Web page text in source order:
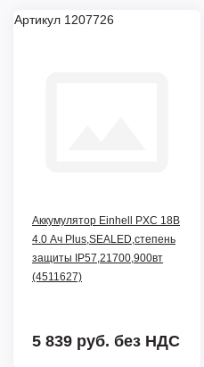
Артикул 1207726
Аккумулятор Einhell PXC 18В
4.0 Ач Plus,SEALED,степень
защиты IP57,21700,900вт
(4511627)
5 839 руб. без НДС